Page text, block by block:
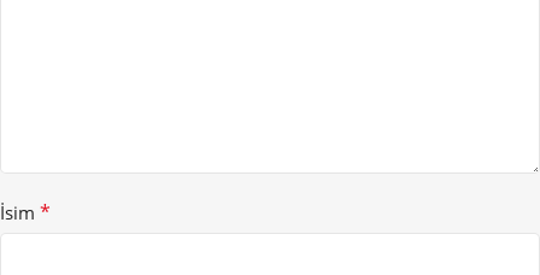
İsim *